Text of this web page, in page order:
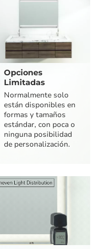
Opciones
Limitadas
Normalmente solo
están disponibles en
formas y tamaños
estándar, con poca o
ninguna posibilidad
de personalización.